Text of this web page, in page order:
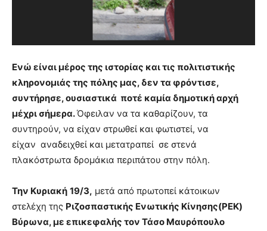
Ενώ είναι μέρος της ιστορίας και τις πολιτιστικής
κληρονομιάς της πόλης μας, δεν τα φρόντισε,
συντήρησε, ουσιαστικά ποτέ καμία δημοτική αρχή
μέχρι σήμερα.Όφειλαν να τα καθαρίζουν, τα
συντηρούν, να είχαν στρωθεί και φωτιστεί, να
είχαν αναδειχθεί και μετατραπεί σε στενά
πλακόστρωτα δρομάκια περιπάτου στην πόλη.
Την Κυριακή 19/3, μετά από πρωτοπεί κάτοικων
στελέχη της Ριζοσπαστικής Ενωτικής Κίνησης(ΡΕΚ)
Βύρωνα, με επικεφαλής τον Τάσο Μαυρόπουλο